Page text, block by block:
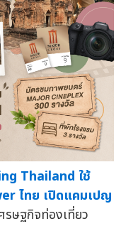
Thailand ใช้
ไทย เปิดแคมเปญ
ษฐกิจท่องเที่ยว